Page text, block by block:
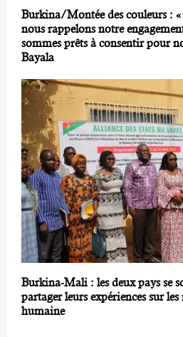
Burkina/Montée des couleurs :
nous rappelons notre
sommes prêts à consentir pour
Bayala
Burkina-Mali : les deux pays se
partager leurs expériences sur les
humaine